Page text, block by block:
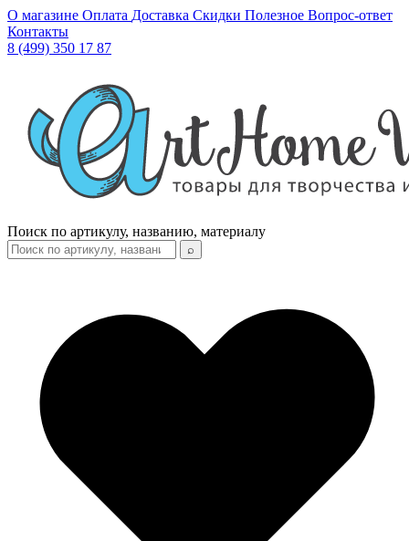
О магазине Оплата Доставка Скидки Полезное Вопрос-ответ
Контакты
8 (499) 350 17 87
Поиск по артикулу, названию, материалу
⌕